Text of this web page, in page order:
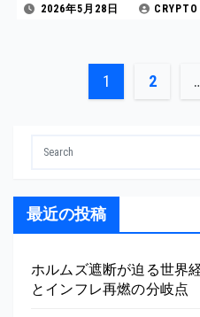
2026年5月28日
投
ペ
ー
ジ
送
1 2
最近の投稿
ホルムズ遮断が迫る世界
とインフレ再燃の分岐点